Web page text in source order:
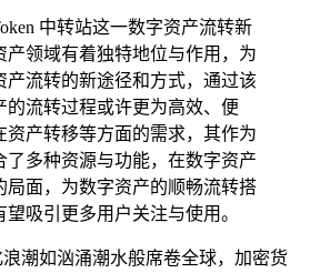
中转站这一数字资产流转新
产领域有着独特地位与作用，为
产流转的新途径和方式，通过该
的流转过程或许更为高效、便
资产转移等方面的需求，其作为
了多种资源与功能，在数字资产
局面，为数字资产的顺畅流转搭
吸引更多用户关注与使用。
潮如汹涌潮水般席卷全球，加密货